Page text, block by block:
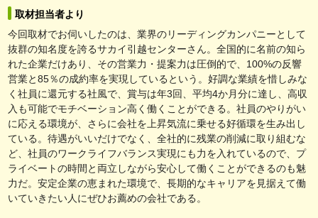
取材担当者より
今回取材でお伺いしたのは、業界のリーディングカンパニーとして
抜群の知名度を誇るサカイ引越センターさん。全国的に名前の知ら
れた企業だけあり、その営業力・提案力は圧倒的で、100%の反響
営業と85％の成約率を実現しているという。好調な業績を惜しみな
く社員に還元する社風で、賞与は年3回、平均4か月分に達し、高収
入も可能でモチベーション高く働くことができる。社員のやりがい
に応える環境が、さらに会社を上昇気流に乗せる好循環を生み出し
ている。待遇がいいだけでなく、全社的に残業の削減に取り組むな
ど、社員のワークライフバランス実現にも力を入れているので、プ
ライベートの時間と両立しながら安心して働くことができるのも魅
力だ。安定企業の恵まれた環境で、長期的なキャリアを見据えて働
いていきたい人にぜひお薦めの会社である。